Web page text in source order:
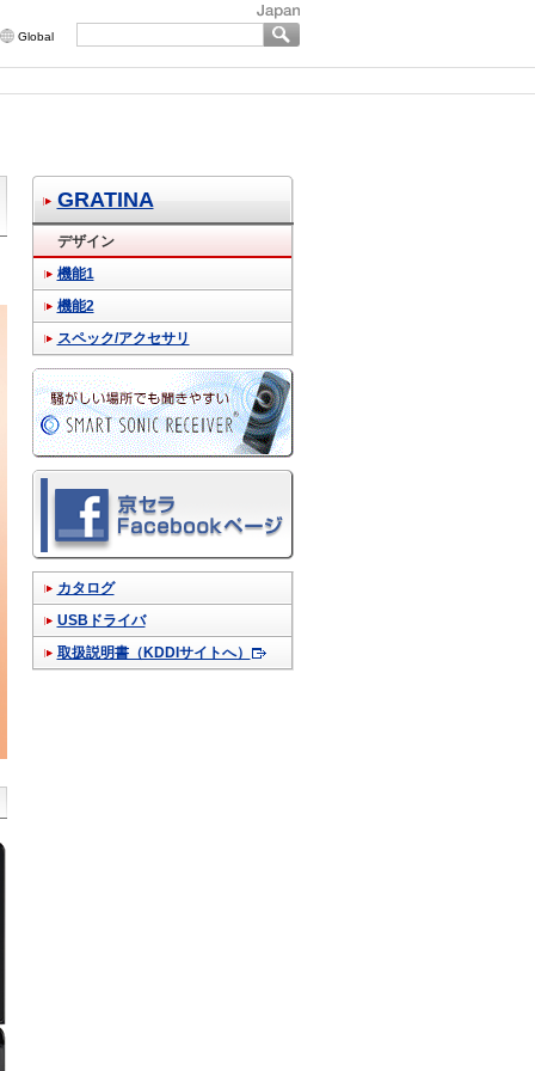
Global
GRATINA
デザイン
機能1
機能2
スペック/アクセサリ
カタログ
USBドライバ
取扱説明書（KDDIサイトへ）